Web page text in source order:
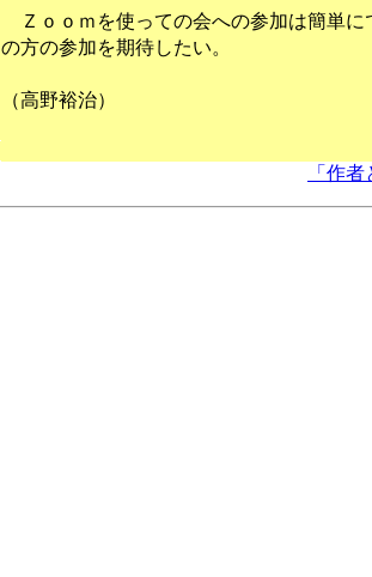
Ｚｏｏｍを使っての会への参加は簡単に
の方の参加を期待したい。
（高野裕治）
「作